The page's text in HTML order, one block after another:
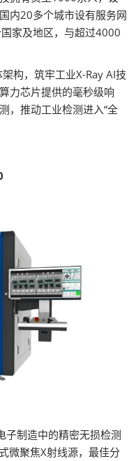
内20多个城市设有服务网
家及地区，与超过4000
构，筑牢工业X-Ray AI技
力芯片提供的毫秒级响
，推动工业检测进入“全
子制造中的精密无损检测
微聚焦X射线源，最佳分